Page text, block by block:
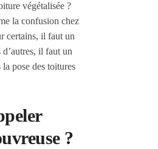
végétalisée ?
la confusion chez
certains, il faut un
il faut un
pose des toitures
?